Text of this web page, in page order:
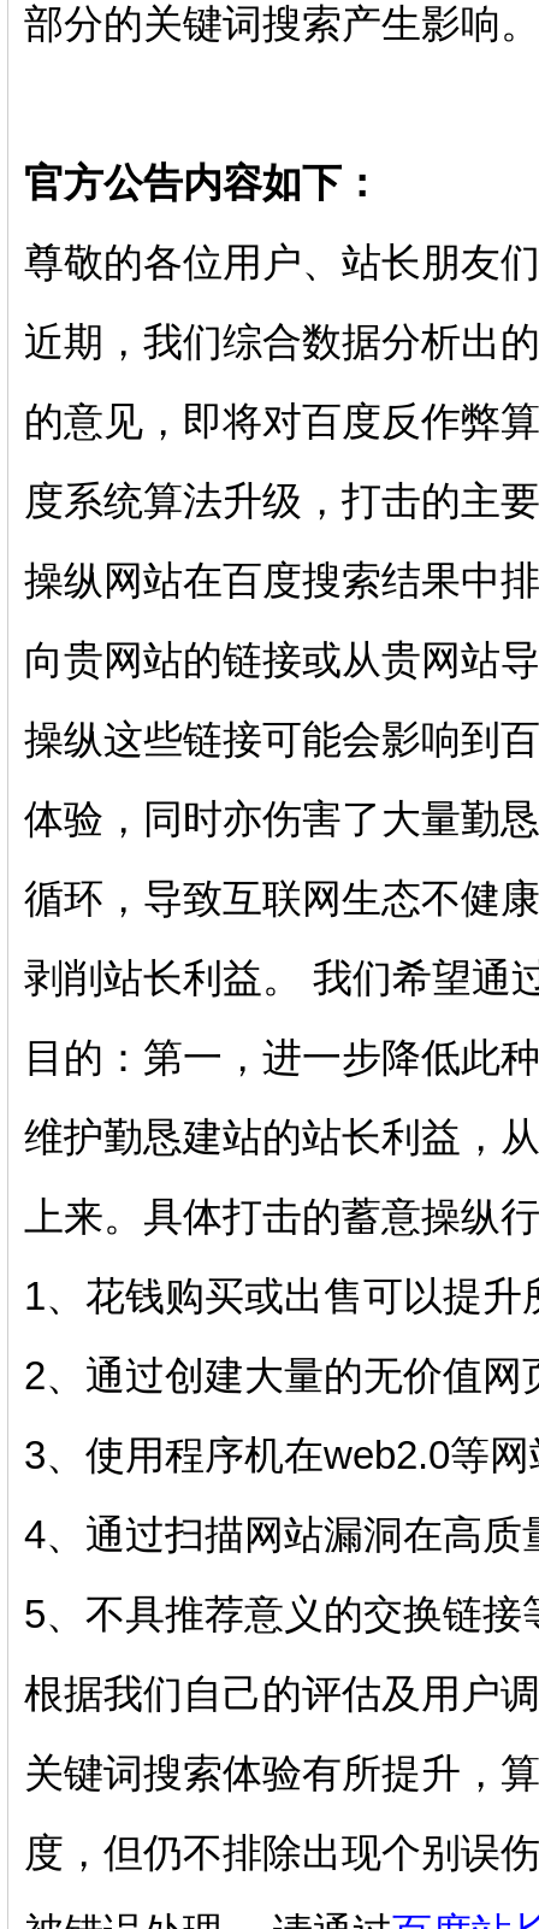
部分的关键词搜索产生影响。
官方公告内容如下：
尊敬的各位用户、站长朋友
近期，我们综合数据分析出
的意见，即将对百度反作弊
度系统算法升级，打击的主
操纵网站在百度搜索结果中
向贵网站的链接或从贵网站
操纵这些链接可能会影响到
体验，同时亦伤害了大量勤
循环，导致互联网生态不健
剥削站长利益。 我们希望通
目的：第一，进一步降低此
维护勤恳建站的站长利益，
上来。具体打击的蓄意操纵
1、花钱购买或出售可以提
2、通过创建大量的无价值
3、使用程序机在web2.0等
4、通过扫描网站漏洞在高
5、不具推荐意义的交换链接
根据我们自己的评估及用户
关键词搜索体验有所提升，
度，但仍不排除出现个别误